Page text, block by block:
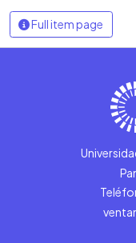
Full item page